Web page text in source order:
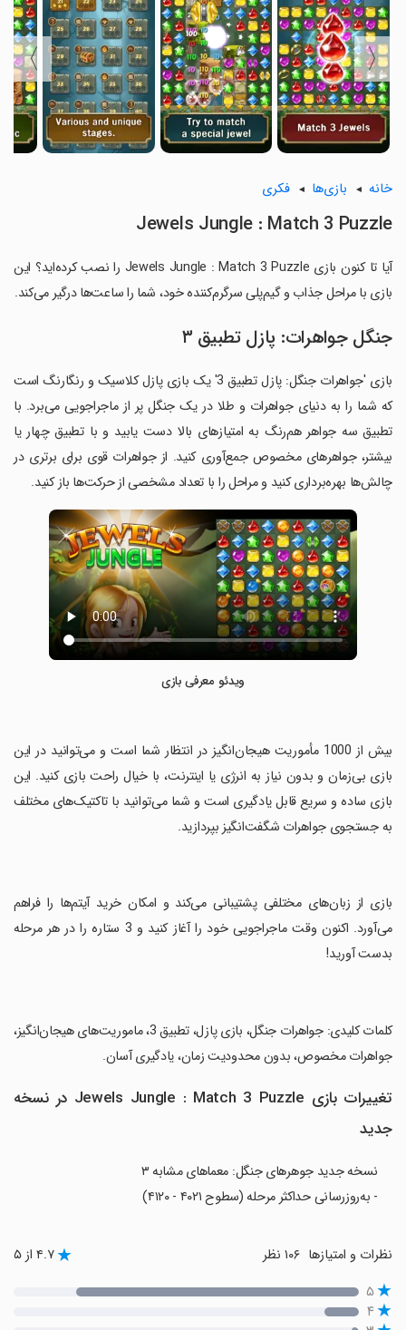
〈
〉
خانه بازی‌ها فکری
Jewels Jungle : Match 3 Puzzle
آیا تا کنون بازی Jewels Jungle : Match 3 Puzzle را نصب کرده‌اید؟ این
بازی با مراحل جذاب و گیم‌پلی سرگرم‌کننده خود، شما را ساعت‌ها درگیر می‌کند.
جنگل جواهرات: پازل تطبیق ۳
بازی 'جواهرات جنگل: پازل تطبیق 3' یک بازی پازل کلاسیک و رنگارنگ است
که شما را به دنیای جواهرات و طلا در یک جنگل پر از ماجراجویی می‌برد. با
تطبیق سه جواهر هم‌رنگ به امتیاز‌های بالا دست یابید و با تطبیق چهار یا
بیشتر، جواهرهای مخصوص جمع‌آوری کنید. از جواهرات قوی برای برتری در
چالش‌ها بهره‌برداری کنید و مراحل را با تعداد مشخصی از حرکت‌ها باز کنید.
ویدئو معرفی بازی
‏بیش از 1000 مأموریت هیجان‌انگیز در انتظار شما است و می‌توانید در این
بازی بی‌زمان و بدون نیاز به انرژی یا اینترنت، با خیال راحت بازی کنید. این
بازی ساده و سریع قابل یادگیری است و شما می‌توانید با تاکتیک‌های مختلف
به جستجوی جواهرات شگفت‌انگیز بپردازید.
‏بازی از زبان‌های مختلفی پشتیبانی می‌کند و امکان خرید آیتم‌ها را فراهم
می‌آورد. اکنون وقت ماجراجویی خود را آغاز کنید و 3 ستاره را در هر مرحله
بدست آورید!
‏کلمات کلیدی: جواهرات جنگل، بازی پازل، تطبیق 3، ماموریت‌های هیجان‌انگیز،
جواهرات مخصوص، بدون محدودیت زمان، یادگیری آسان.
تغییرات بازی Jewels Jungle : Match 3 Puzzle در نسخه
جدید
نسخه جدید جوهرهای جنگل: معماهای مشابه ۳
- به‌روزرسانی حداکثر مرحله (سطوح ۴۰۲۱ - ۴۱۲۰)
نظرات و امتیازها ۴.۷ از ۵
۵
۴